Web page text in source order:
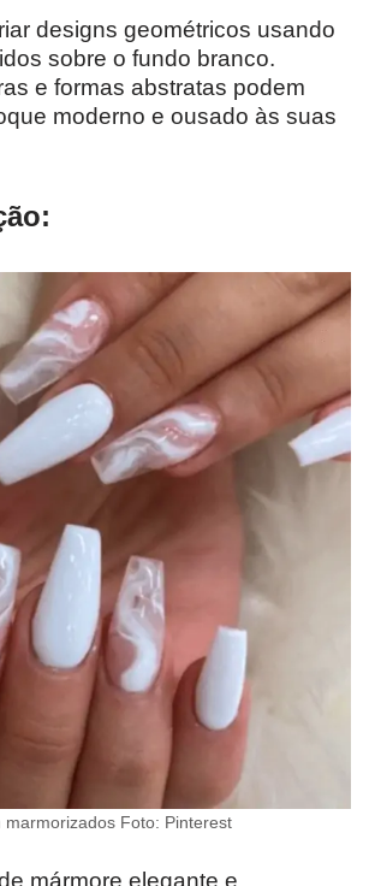
designs geométricos usando
sobre o fundo branco.
e formas abstratas podem
moderno e ousado às suas
marmorizados Foto: Pinterest
mármore elegante e